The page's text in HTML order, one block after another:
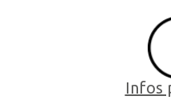
Infos